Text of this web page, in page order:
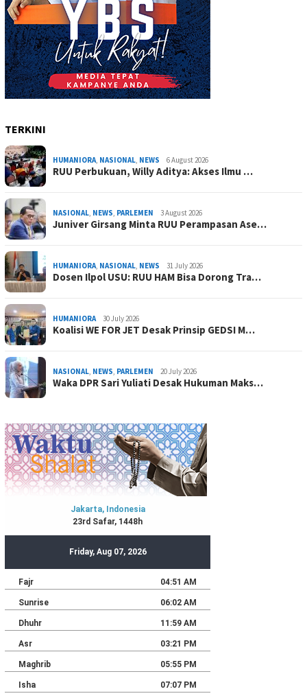
TERKINI
HUMANIORA NASIONAL NEWS 6 August 2026
RUU Perbukuan, Willy Aditya: Akses Ilmu …
NASIONAL NEWS PARLEMEN 3 August 2026
Juniver Girsang Minta RUU Perampasan Ase…
HUMANIORA NASIONAL NEWS 31 July 2026
Dosen Ilpol USU: RUU HAM Bisa Dorong Tra…
HUMANIORA 30 July 2026
Koalisi WE FOR JET Desak Prinsip GEDSI M…
NASIONAL NEWS PARLEMEN 20 July 2026
Waka DPR Sari Yuliati Desak Hukuman Maks…